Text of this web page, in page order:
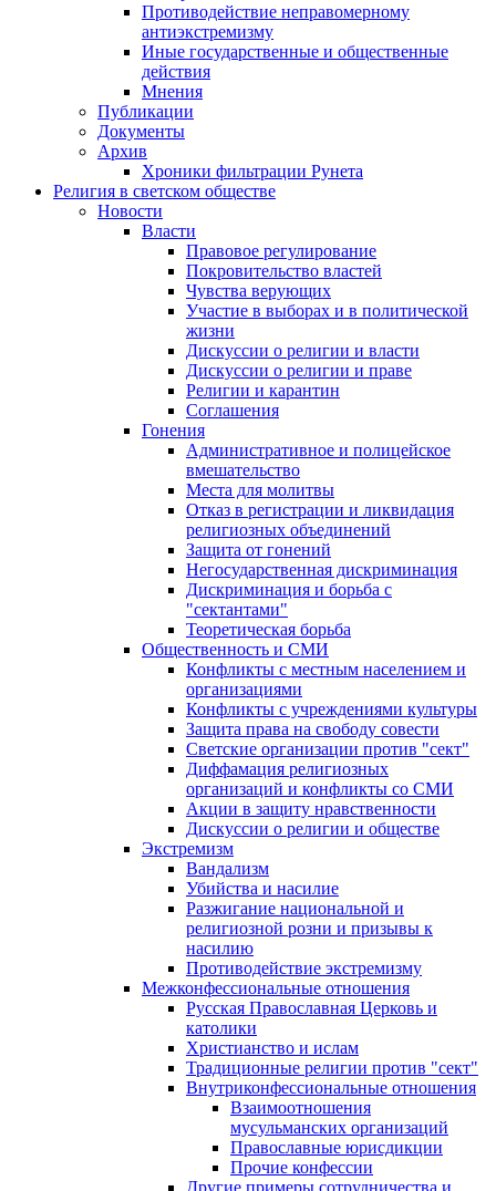
Противодействие неправомерному
антиэкстремизму
Иные государственные и общественные
действия
Мнения
Публикации
Документы
Архив
Хроники фильтрации Рунета
Религия в светском обществе
Новости
Власти
Правовое регулирование
Покровительство властей
Чувства верующих
Участие в выборах и в политической
жизни
Дискуссии о религии и власти
Дискуссии о религии и праве
Религии и карантин
Соглашения
Гонения
Административное и полицейское
вмешательство
Места для молитвы
Отказ в регистрации и ликвидация
религиозных объединений
Защита от гонений
Негосударственная дискриминация
Дискриминация и борьба с
"сектантами"
Теоретическая борьба
Общественность и СМИ
Конфликты с местным населением и
организациями
Конфликты с учреждениями культуры
Защита права на свободу совести
Светские организации против "сект"
Диффамация религиозных
организаций и конфликты со СМИ
Акции в защиту нравственности
Дискуссии о религии и обществе
Экстремизм
Вандализм
Убийства и насилие
Разжигание национальной и
религиозной розни и призывы к
насилию
Противодействие экстремизму
Межконфессиональные отношения
Русская Православная Церковь и
католики
Христианство и ислам
Традиционные религии против "сект"
Внутриконфессиональные отношения
Взаимоотношения
мусульманских организаций
Православные юрисдикции
Прочие конфессии